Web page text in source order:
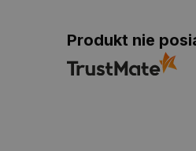
Produkt nie